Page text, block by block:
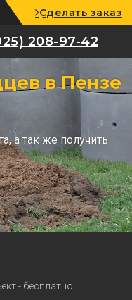
208-97-42
Сделать заказ
208-97-42
в Пензе
а так же получить
- бесплатно